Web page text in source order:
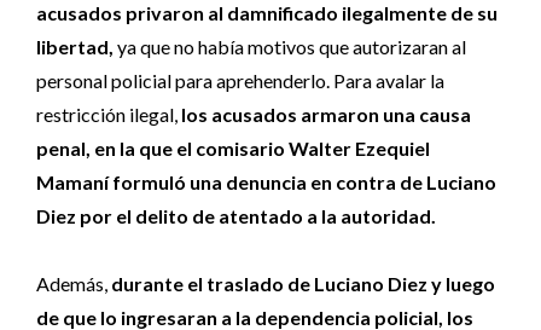
acusados privaron al damnificado ilegalmente de su
libertad, ya que no había motivos que autorizaran al
personal policial para aprehenderlo. Para avalar la
restricción ilegal, los acusados armaron una causa
penal, en la que el comisario Walter Ezequiel
Mamaní formuló una denuncia en contra de Luciano
Diez por el delito de atentado a la autoridad.
Además, durante el traslado de Luciano Diez y luego
de que lo ingresaran a la dependencia policial, los